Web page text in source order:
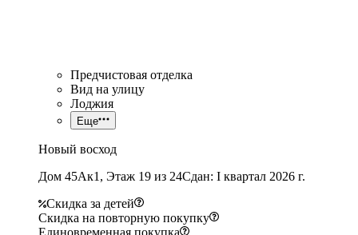
Предчистовая отделка
Вид на улицу
Лоджия
Еще
Новый восход
Дом 45Ак1, Этаж 19 из 24Сдан: I квартал 2026 г.
Скидка за детей
Скидка на повторную покупку